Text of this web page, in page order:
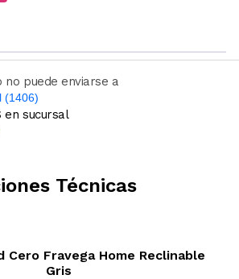
no puede enviarse a
(1406)
(sólo números)
en sucursal
Técnicas
Cero Fravega Home Reclinable
Gris